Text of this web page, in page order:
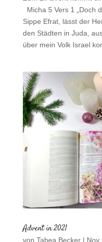
Micha 5 Vers 1 „Doch
Sippe Efrat, lässt der
den Städten in Juda,
über mein Volk Israel
Advent in 2021
von Tabea Becker|